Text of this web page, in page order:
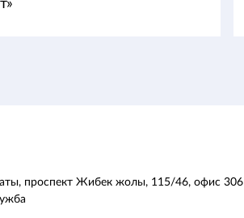
проспект Жибек жолы, 115/46, офис 306